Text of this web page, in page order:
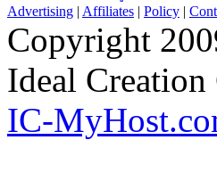
Advertising | Affiliates | Policy |
Copyright
Ideal
IC-